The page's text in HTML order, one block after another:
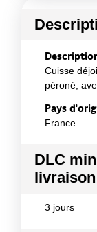
Cuisse
péroné,
Pays
France
DLC
livraison
3 jours